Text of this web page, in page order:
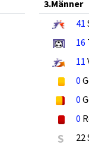
3.Männer
41
16
11
0
0
0
S 22